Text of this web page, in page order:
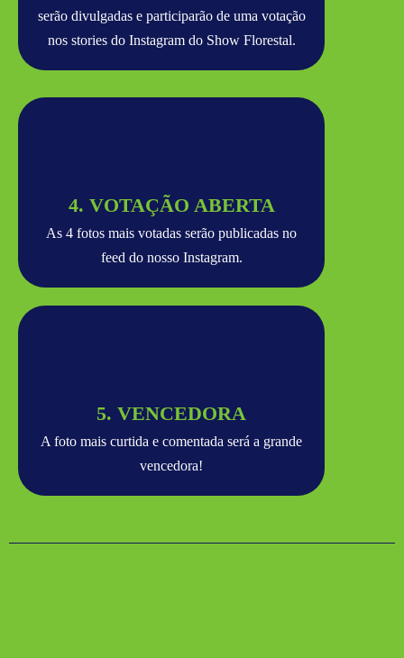
serão divulgadas e participarão de uma votação
nos stories do Instagram do Show Florestal.
4. VOTAÇÃO ABERTA
As 4 fotos mais votadas serão publicadas no
feed do nosso Instagram.
5. VENCEDORA
A foto mais curtida e comentada será a grande
vencedora!